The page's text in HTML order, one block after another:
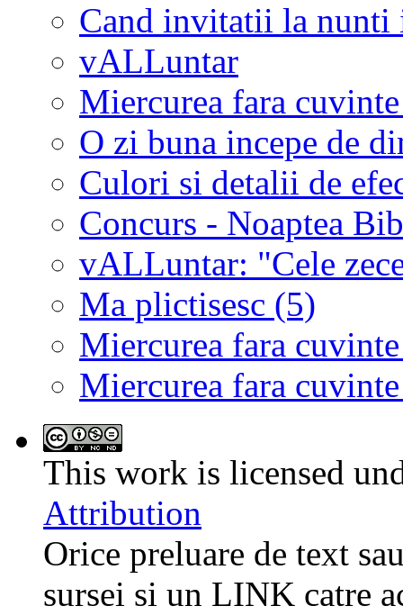
Cand invitatii la nunti
vALLuntar
Miercurea fara
O zi buna incepe de
Culori si detalii de
Concurs - Noaptea
vALLuntar: "Cele
Ma plictisesc (5)
Miercurea fara
Miercurea fara
This work is licensed
Attribution
Orice preluare de text
sursei si un LINK catre